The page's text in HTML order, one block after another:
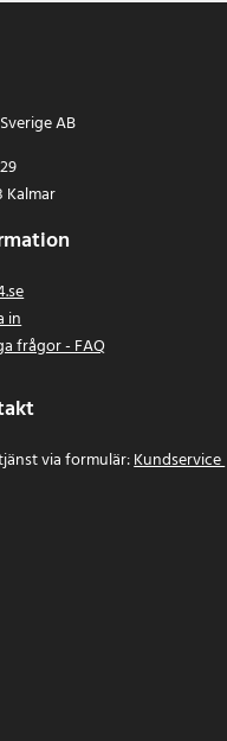
AB
Kalmar
in
frågor - FAQ
via formulär:Kundservice